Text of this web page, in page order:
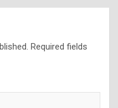
Required fields